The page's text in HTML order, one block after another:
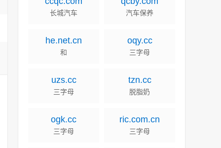
长城汽车 汽车保养
he.net.cn
和
oqy.cc
三字母
uzs.cc
三字母
tzn.cc
脱脂奶
ogk.cc
三字母
ric.com.cn
三字母